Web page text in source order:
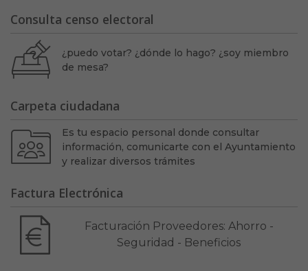
Consulta censo electoral
¿puedo votar? ¿dónde lo hago? ¿soy miembro
de mesa?
Carpeta ciudadana
Es tu espacio personal donde consultar
información, comunicarte con el Ayuntamiento
y realizar diversos trámites
Factura Electrónica
Facturación Proveedores: Ahorro -
Seguridad - Beneficios